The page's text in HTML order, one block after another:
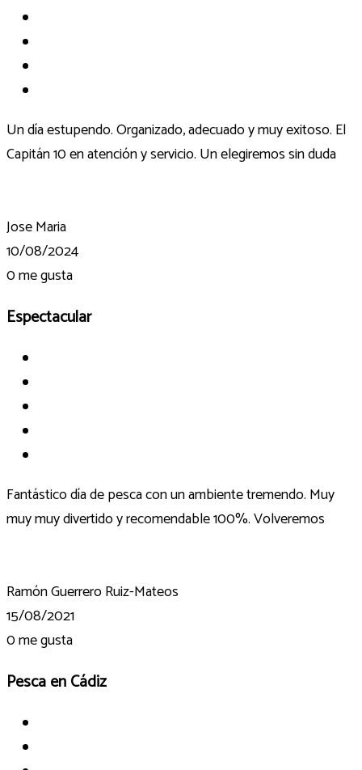
Un día estupendo. Organizado, adecuado y muy exitoso. El
Capitán 10 en atención y servicio. Un elegiremos sin duda
Jose Maria
10/08/2024
0me gusta
Espectacular
Fantástico día de pesca con un ambiente tremendo. Muy
muy muy divertido y recomendable 100%. Volveremos
Ramón Guerrero Ruiz-Mateos
15/08/2021
0me gusta
Pesca en Cádiz